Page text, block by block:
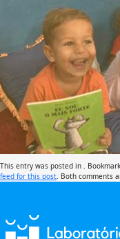
This entry was posted in .
feed for this post . Both comments